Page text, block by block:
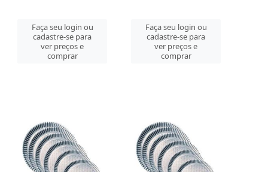
Faça seu login ou
cadastre-se para
ver preços e
comprar
Faça seu login ou
cadastre-se para
ver preços e
comprar